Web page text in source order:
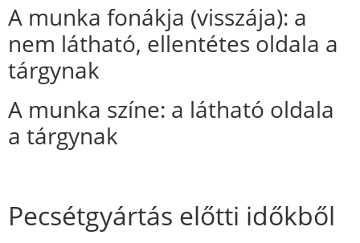
A munka fonákja (visszája): a
nem látható, ellentétes oldala a
tárgynak
A munka színe: a látható oldala
a tárgynak
Pecsétgyártás előtti időkből